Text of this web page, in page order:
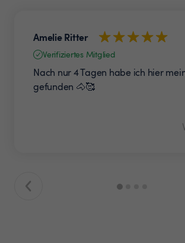
Amelie Ritter
Verifiziertes Mitglied
Nach nur 4 Tagen habe ich hier
gefunden 🐴🥰